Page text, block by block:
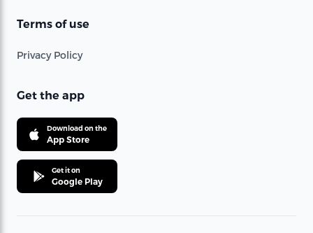
Terms of use
Privacy Policy
Get the app
Download on the
App Store
Get it on
Google Play